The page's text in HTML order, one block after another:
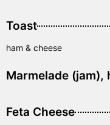
Toast
ham & cheese
Marmelade
Feta Cheese